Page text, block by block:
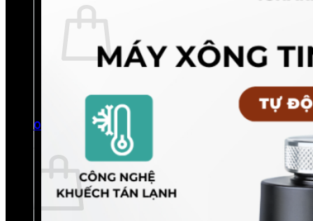
Quay trở lại cửa hàng
0
Giỏ hàng